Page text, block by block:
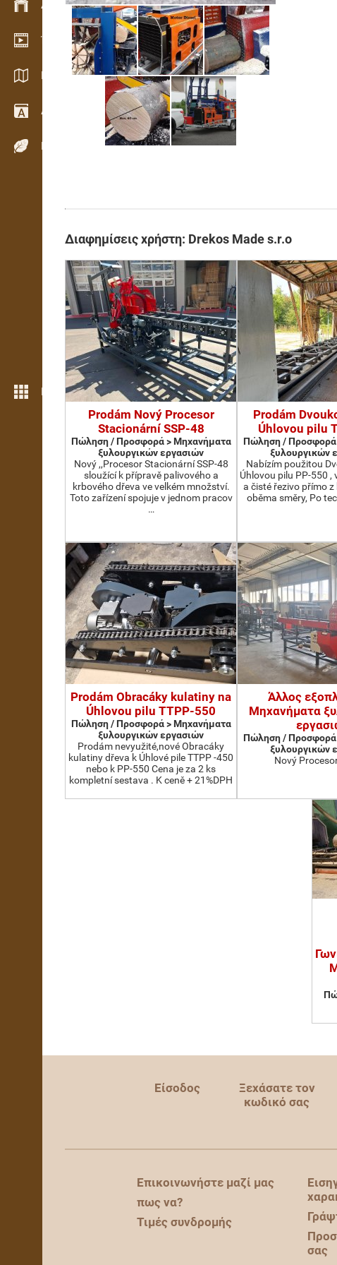
Διαχείριση αποθεμάτων
Έκθεση βίντεο
Κατάλογοι / Μπροσούρες
Λεξικό
Είδη ξύλου
Περισσότερες λειτουργίες
Διαφημίσεις χρήστη: Drekos Made s.r.o
Prodám Nový Procesor
Stacionární SSP-48
Πώληση / Προσφορά > Μηχανήματα
ξυλουργικών εργασιών
Nový ,,Procesor Stacionární SSP-48
sloužící k přípravě palivového a
krbového dřeva ve velkém množství.
Toto zařízení spojuje v jednom pracov
…
Prodám
Úhlovou pilu
Πώληση / Προσφορά
ξυλουργικών
Nabízím použitou
Úhlovou pilu PP-550 ,
a čisté řezivo přímo z
oběma směry, Po
Prodám Obracáky kulatiny na
Úhlovou pilu TTPP-550
Πώληση / Προσφορά > Μηχανήματα
ξυλουργικών εργασιών
Prodám nevyužité,nové Obracáky
kulatiny dřeva k Úhlové pile TTPP -450
nebo k PP-550 Cena je za 2 ks
kompletní sestava . K ceně + 21%DPH
Άλλος
Μηχανήματα
Πώληση / Προσφορά
ξυλουργικών
Nový
Είσοδος
Ξεχάσατε τον
κωδικό σας
Επικοινωνήστε μαζί μας
πως να?
Τιμές συνδρομής
σας